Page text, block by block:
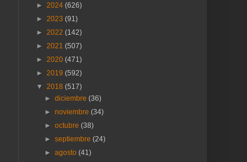
► 2024 (626)
► 2023 (91)
► 2022 (142)
► 2021 (507)
► 2020 (471)
► 2019 (592)
▼ 2018 (517)
►diciembre(36)
►noviembre(34)
►octubre(38)
►septiembre(24)
►agosto(41)